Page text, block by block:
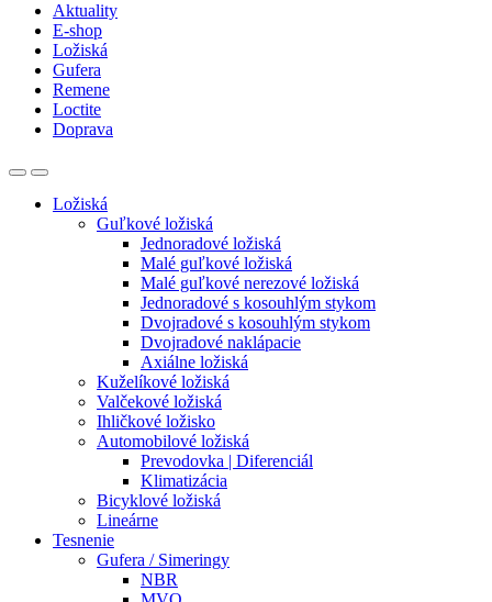
Aktuality
E-shop
Ložiská
Gufera
Remene
Loctite
Doprava
Ložiská
Guľkové ložiská
Jednoradové ložiská
Malé guľkové ložiská
Malé guľkové nerezové ložiská
Jednoradové s kosouhlým stykom
Dvojradové s kosouhlým stykom
Dvojradové naklápacie
Axiálne ložiská
Kuželíkové ložiská
Valčekové ložiská
Ihličkové ložisko
Automobilové ložiská
Prevodovka | Diferenciál
Klimatizácia
Bicyklové ložiská
Lineárne
Tesnenie
Gufera / Simeringy
NBR